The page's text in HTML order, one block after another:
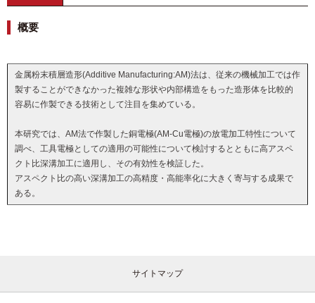
概要
金属粉末積層造形(Additive Manufacturing:AM)法は、従来の機械加工では作
製することができなかった複雑な形状や内部構造をもった造形体を比較的
容易に作製できる技術として注目を集めている。
本研究では、AM法で作製した銅電極(AM-Cu電極)の放電加工特性について
調べ、工具電極としての適用の可能性について検討するとともに高アスペ
クト比深溝加工に適用し、その有効性を検証した。
アスペクト比の高い深溝加工の高精度・高能率化に大きく寄与する成果で
ある。
サイトマップ